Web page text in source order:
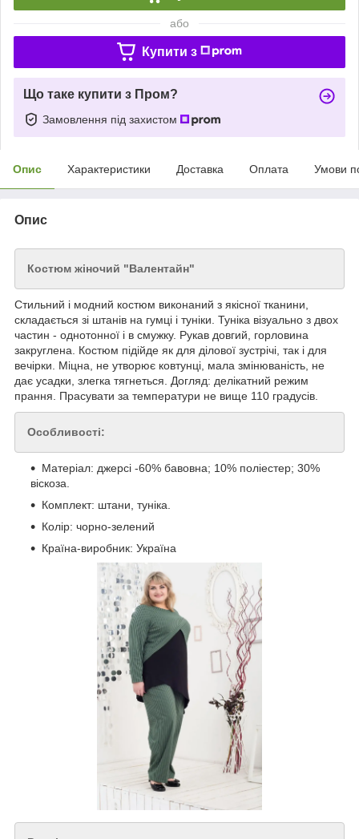
або
Купити з
Що таке купити з Пром?
Замовлення під захистом
Опис Характеристики Доставка Оплата Умови
Опис
Костюм жіночий "Валентайн"
Стильний і модний костюм виконаний з якісної тканини,
складається зі штанів на гумці і туніки. Туніка візуально з двох
частин - однотонної і в смужку. Рукав довгий, горловина
закруглена. Костюм підійде як для ділової зустрічі, так і для
вечірки. Міцна, не утворює ковтунці, мала змінюваність, не
дає усадки, злегка тягнеться. Догляд: делікатний режим
прання. Прасувати за температури не вище 110 градусів.
Особливості:
Матеріал: джерсі -60% бавовна; 10% поліестер; 30%
віскоза.
Комплект: штани, туніка.
Колір: чорно-зелений
Країна-виробник: Україна